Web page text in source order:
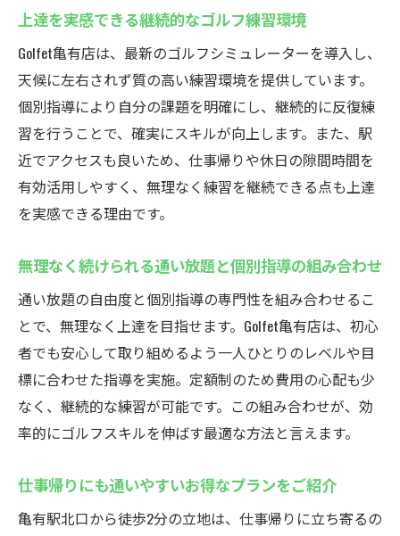
上達を実感できる継続的なゴルフ練習環境
Golfet亀有店は、最新のゴルフシミュレーターを導入し、
天候に左右されず質の高い練習環境を提供しています。
個別指導により自分の課題を明確にし、継続的に反復練
習を行うことで、確実にスキルが向上します。また、駅
近でアクセスも良いため、仕事帰りや休日の隙間時間を
有効活用しやすく、無理なく練習を継続できる点も上達
を実感できる理由です。
無理なく続けられる通い放題と個別指導の組み合わせ
通い放題の自由度と個別指導の専門性を組み合わせるこ
とで、無理なく上達を目指せます。Golfet亀有店は、初心
者でも安心して取り組めるよう一人ひとりのレベルや目
標に合わせた指導を実施。定額制のため費用の心配も少
なく、継続的な練習が可能です。この組み合わせが、効
率的にゴルフスキルを伸ばす最適な方法と言えます。
仕事帰りにも通いやすいお得なプランをご紹介
亀有駅北口から徒歩2分の立地は、仕事帰りに立ち寄るの